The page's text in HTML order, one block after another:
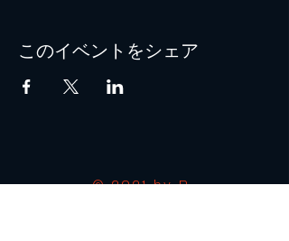
このイベントをシェア
© 2021 by B+